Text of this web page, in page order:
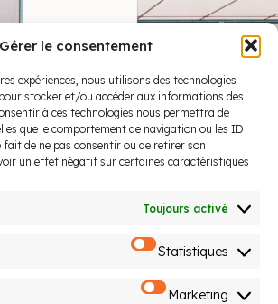
Gérer le consentement
expériences, nous utilisons des technologies
stocker et/ou accéder aux informations des
à ces technologies nous permettra de
que le comportement de navigation ou les ID
fait de ne pas consentir ou de retirer son
un effet négatif sur certaines caractéristiques
Toujours activé
Statistiques
Marketing